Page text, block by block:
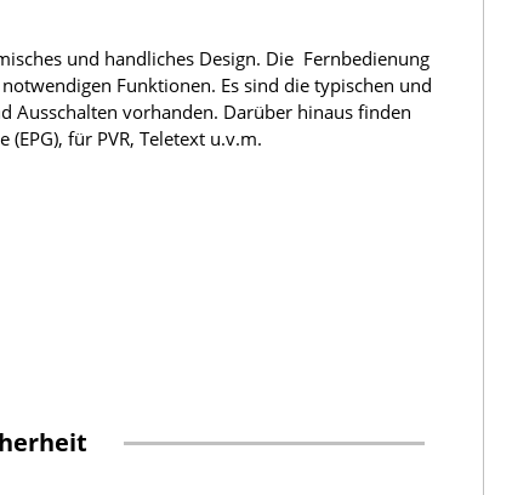
und handliches Design. Die Fernbedienung
Funktionen. Es sind die typischen und
Ausschalten vorhanden. Darüber hinaus finden
für PVR, Teletext u.v.m.